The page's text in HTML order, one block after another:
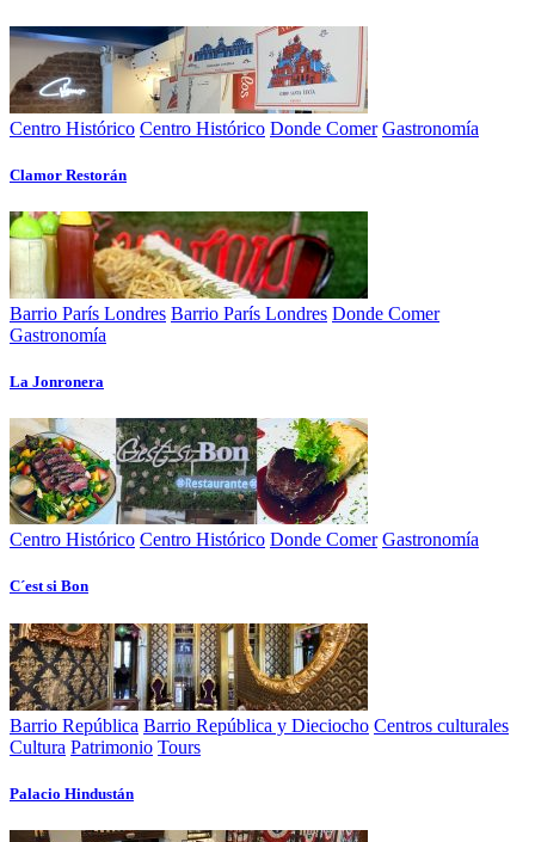
Centro Histórico Centro Histórico Donde Comer Gastronomía
Clamor Restorán
Barrio París Londres Barrio París Londres Donde Comer
Gastronomía
La Jonronera
Centro Histórico Centro Histórico Donde Comer Gastronomía
C´est si Bon
Barrio República Barrio República y Dieciocho Centros culturales
Cultura Patrimonio Tours
Palacio Hindustán